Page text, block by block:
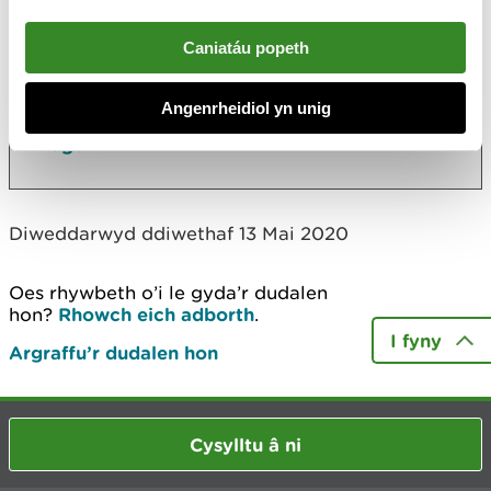
Caniatáu popeth
Angenrheidiol yn unig
Gwaith Trin Trwytholch Safle Tirlenwi Cilgwyn
Ruabon Chemical Works
Diweddarwyd ddiwethaf 13 Mai 2020
Oes rhywbeth o’i le gyda’r dudalen
hon? Rhowch eich adborth.
Argraffu’r dudalen hon
I fyny
Cysylltu â ni